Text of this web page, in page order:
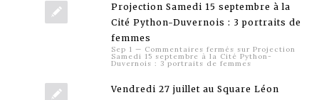
Projection Samedi 15 septembre à la
Cité Python-Duvernois : 3 portraits de
femmes
Sep 1 — Commentaires fermés sur Projection
Samedi 15 septembre à la Cité Python-
Duvernois : 3 portraits de femmes
Vendredi 27 juillet au Square Léon